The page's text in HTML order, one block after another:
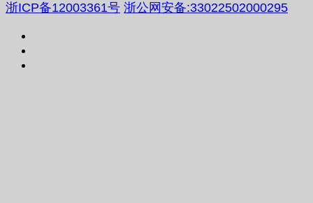
浙ICP备12003361号 浙公网安备:33022502000295